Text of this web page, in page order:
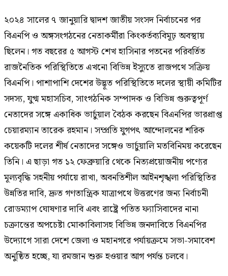
২০২৪ সালের ৭ জানুয়ারি দ্বাদশ জাতীয় সংসদ নির্বাচনের পর
বিএনপি ও অঙ্গসংগঠনের নেতাকর্মীরা কিংকর্তব্যবিমূঢ় অবস্থায়
ছিলেন। গত বছরের ৫ আগস্ট শেখ হাসিনার পতনের পরিবর্তিত
রাজনৈতিক পরিস্থিতিতে এখনো বিভিন্ন ইস্যুতে রাজপথে সক্রিয়
বিএনপি। পাশাপাশি দেশের উদ্ভূত পরিস্থিতিতে দলের স্থায়ী কমিটির
সদস্য, যুগ্ম মহাসচিব, সাংগঠনিক সম্পাদক ও বিভিন্ন গুরুত্বপূর্ণ
নেতাদের সঙ্গে একাধিক ভার্চুয়াল বৈঠক করছেন বিএনপির ভারপ্রাপ্ত
চেয়ারম্যান তারেক রহমান। সম্প্রতি যুগপৎ আন্দোলনের শরিক
কয়েকটি দলের শীর্ষ নেতাদের সঙ্গেও ভার্চুয়ালি মতবিনিময় করেছেন
তিনি। এ ছাড়া গত ১২ ফেব্রুয়ারি থেকে নিত্যপ্রয়োজনীয় পণ্যের
মূল্যবৃদ্ধি সহনীয় পর্যায়ে রাখা, অবনতিশীল আইনশৃঙ্খলা পরিস্থিতির
উন্নতির দাবি, দ্রুত গণতান্ত্রিক যাত্রাপথে উত্তরণের জন্য নির্বাচনী
রোডম্যাপ ঘোষণার দাবি এবং রাষ্ট্রে পতিত ফ্যাসিবাদের নানা
চক্রান্তের অপচেষ্টা মোকাবিলাসহ বিভিন্ন জনদাবিতে বিএনপির
উদ্যোগে সারা দেশে জেলা ও মহানগরে পর্যায়ক্রমে সভা-সমাবেশ
অনুষ্ঠিত হচ্ছে, যা রমজান শুরু হওয়ার আগ পর্যন্ত চলবে।